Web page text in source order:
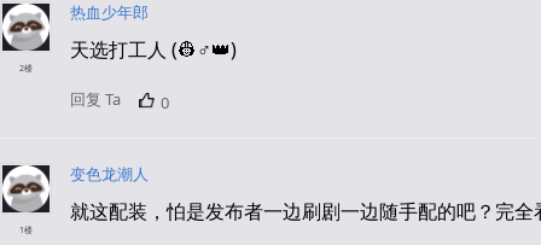
2楼
热血少年郎
天选打工人 (👷♂️👑)
回复 Ta 0
1楼
变色龙潮人
就这配装，怕是发布者一边刷剧一边随手配的吧？完